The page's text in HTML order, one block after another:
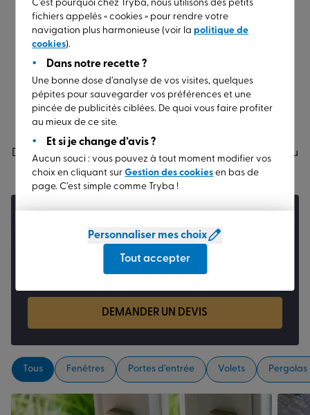
La porte-fenêtre coulissante à galandage permet de
faire disparaître les ventaux, à savoir les battants,
dans les murs adjacents en position d’ouverture.
Voilà votre espace ainsi libéré !
Sur la même thématique
Des décryptages et astuces pratiques pour donner vie au
projet d’habitat qui vous ressemble.
Tous Fenêtres Portes d’entrée Volets
Votre projet
Simple, rapide et sans engagement :
tarif sur mesure, adapté à votre
DEMANDER UN DEVIS
C’est pourquoi chez Tryba, nous utilisons des petits
fichiers appelés « cookies » pour rendre votre
navigation plus harmonieuse (voir lapolitique de
cookies).
Dans notre recette ?
Une bonne dose d’analyse de vos visites, quelques
pépites pour sauvegarder vos préférences et une
pincée de publicités ciblées. De quoi vous faire profiter
au mieux de ce site.
Et si je change d’avis ?
Aucun souci : vous pouvez à tout moment modifier vos
choix en cliquant surGestion des cookies en bas de
page. C’est simple comme Tryba !
Personnaliser mes choix
Tout accepter